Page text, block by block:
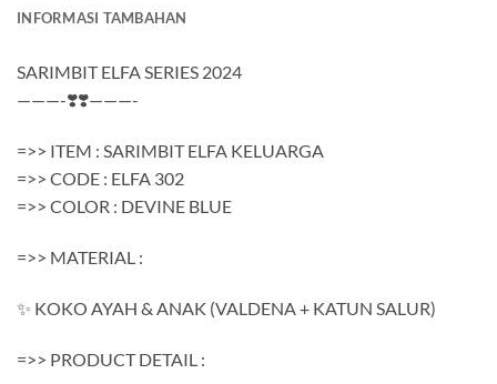
INFORMASI TAMBAHAN
SARIMBIT ELFA SERIES 2024
———-❣️❣️———-
=>> ITEM : SARIMBIT ELFA KELUARGA
=>> CODE : ELFA 302
=>> COLOR : DEVINE BLUE
=>> MATERIAL :
✨ KOKO AYAH & ANAK (VALDENA + KATUN SALUR)
=>> PRODUCT DETAIL :